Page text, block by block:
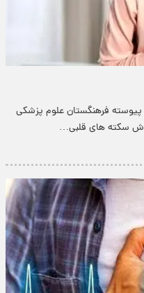
فرهنگستان علوم پزشکی
سکته های قلبی…